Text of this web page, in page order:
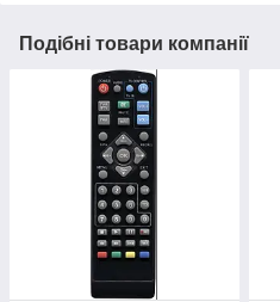
Подібні товари компанії